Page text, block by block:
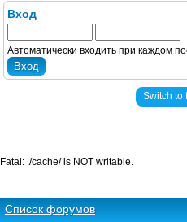
Вход
Автоматически входить при каждом
Switch to
Список форумов
Fatal: ./cache/ is NOT writable.